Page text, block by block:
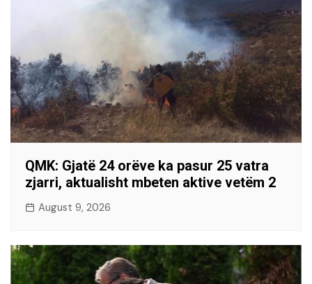
QMK: Gjatë 24 orëve ka pasur 25 vatra
zjarri, aktualisht mbeten aktive vetëm 2
August 9, 2026